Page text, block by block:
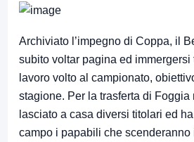
Archiviato l’impegno di Coppa, il
subito voltar pagina ed immergersi
lavoro volto al campionato,
stagione. Per la trasferta di Foggia
lasciato a casa diversi titolari ed
campo i papabili che scenderanno